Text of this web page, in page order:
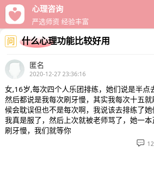
心理咨询
严选师资 经验丰富
问 什么心理功能比较好用
匿名
2020-12-27 23:36:16
女,16岁,每次四个人乐团排练，她们说是半点
然后都说是我每次刷牙慢，其实我每次十五
候会耽误但也不是每次啊，我说该去排练了她
我真是服了，然后上次就被老师骂了，她一
刷牙慢，我们就等你
 12